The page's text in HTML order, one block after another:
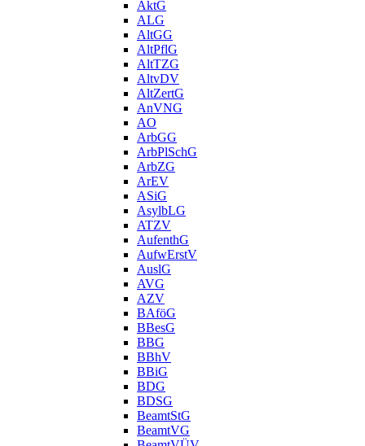
AktG
ALG
AltGG
AltPflG
AltTZG
AltvDV
AltZertG
AnVNG
AO
ArbGG
ArbPlSchG
ArbZG
ArEV
ASiG
AsylbLG
ATZV
AufenthG
AufwErstV
AuslG
AVG
AZV
BAföG
BBesG
BBG
BBhV
BBiG
BDG
BDSG
BeamtStG
BeamtVG